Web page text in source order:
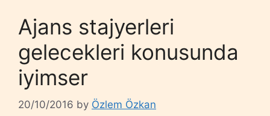
Ajans stajyerleri
gelecekleri konusunda
iyimser
20/10/2016 by Özlem Özkan